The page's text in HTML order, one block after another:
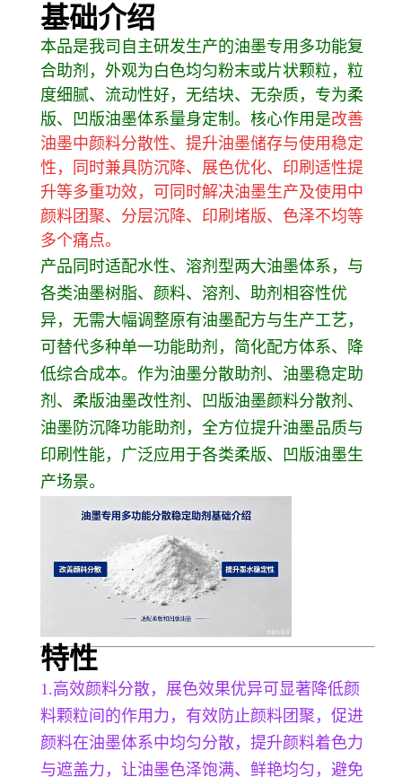
基础介绍
本品是我司自主研发生产的油墨专用多功能复
合助剂，外观为白色均匀粉末或片状颗粒，粒
度细腻、流动性好，无结块、无杂质，专为柔
版、凹版油墨体系量身定制。核心作用是改善
油墨中颜料分散性、提升油墨储存与使用稳定
性，同时兼具防沉降、展色优化、印刷适性提
升等多重功效，可同时解决油墨生产及使用中
颜料团聚、分层沉降、印刷堵版、色泽不均等
多个痛点。
产品同时适配水性、溶剂型两大油墨体系，与
各类油墨树脂、颜料、溶剂、助剂相容性优
异，无需大幅调整原有油墨配方与生产工艺，
可替代多种单一功能助剂，简化配方体系、降
低综合成本。作为油墨分散助剂、油墨稳定助
剂、柔版油墨改性剂、凹版油墨颜料分散剂、
油墨防沉降功能助剂，全方位提升油墨品质与
印刷性能，广泛应用于各类柔版、凹版油墨生
产场景。
特性
1.高效颜料分散，展色效果优异可显著降低颜
料颗粒间的作用力，有效防止颜料团聚，促进
颜料在油墨体系中均匀分散，提升颜料着色力
与遮盖力，让油墨色泽饱满、鲜艳均匀，避免